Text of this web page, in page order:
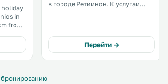
holiday
in
from
в городе Ретимнон. К услугам
номерах предоставляются
кухонные принадлежности и
Перейти →